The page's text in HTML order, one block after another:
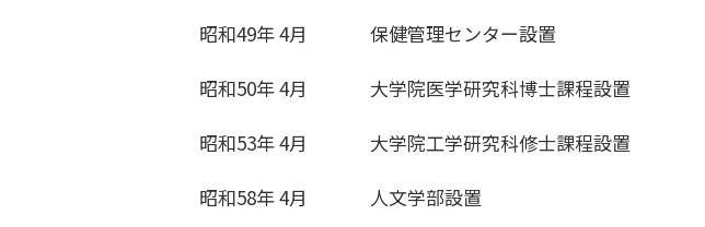
昭和49年 4月
保健管理センター設置
昭和50年 4月
大学院医学研究科博士課程設置
昭和53年 4月
大学院工学研究科修士課程設置
昭和58年 4月
人文学部設置